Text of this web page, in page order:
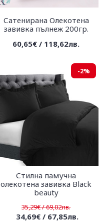
Сатенирана Олекотена
завивка пълнеж 200гр.
60,65€ / 118,62лв.
-2%
Стилна памучна
олекотена завивка Black
beauty
35,29€ / 69,02лв.
34,69€ / 67,85лв.